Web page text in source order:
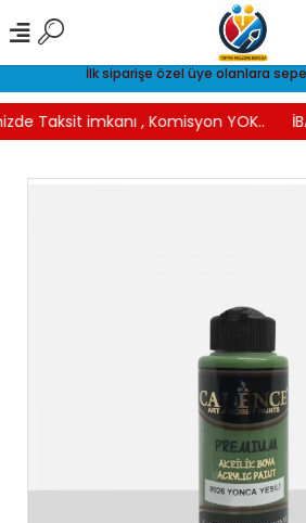
İlk siparişe özel üye olanlara
Taksit imkanı , Komisyon YOK..